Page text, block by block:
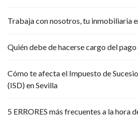
Trabaja con nosotros, tu inmobiliaria
Quién debe de hacerse cargo del
Cómo te afecta el Impuesto de
(ISD) en Sevilla
5 ERRORES más frecuentes a la hora